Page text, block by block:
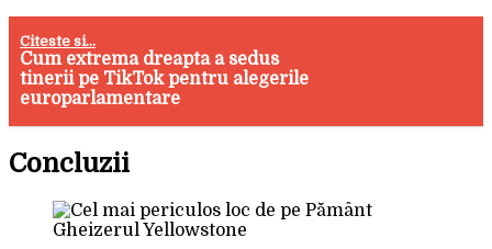
Citeste si...
Cum extrema dreapta a sedus
tinerii pe TikTok pentru alegerile
europarlamentare
Concluzii
Gheizerul Yellowstone